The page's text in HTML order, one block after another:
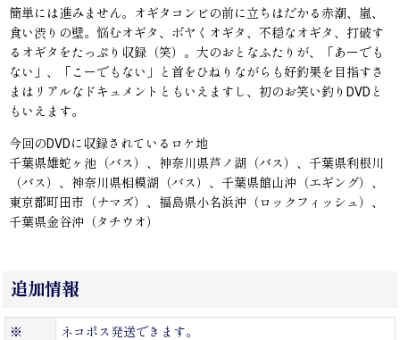
簡単には進みません。オギタコンビの前に立ちはだかる赤潮、嵐、
食い渋りの壁。悩むオギタ、ボヤくオギタ、不穏なオギタ、打破す
るオギタをたっぷり収録（笑）。大のおとなふたりが、「あーでも
ない」、「こーでもない」と首をひねりながらも好釣果を目指すさ
まはリアルなドキュメントともいえますし、初のお笑い釣りDVDと
もいえます。
今回のDVDに収録されているロケ地
千葉県雄蛇ヶ池（バス）、神奈川県芦ノ湖（バス）、千葉県利根川
（バス）、神奈川県相模湖（バス）、千葉県館山沖（エギング）、
東京都町田市（ナマズ）、福島県小名浜沖（ロックフィッシュ）、
千葉県金谷沖（タチウオ）
追加情報
※ ネコポス発送できます。